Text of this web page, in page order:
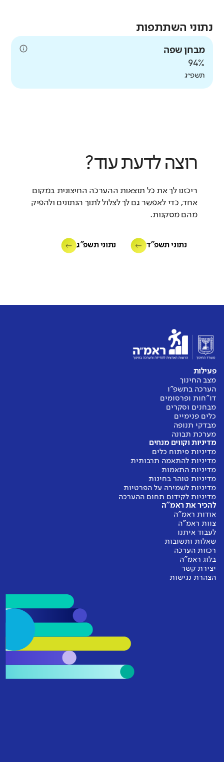
נתוני השתתפות
מבחן שפה
94%
תשפ״ג
רוצה לדעת עוד?
ריכזנו לך את כל תוצאות ההערכה החיצונית במקום
אחד, כדי לאפשר גם לך לצלול לתוך הנתונים ולהפיק
מהם מסקנות.
נתוני תשפ"ד נתוני תשפ"ג
פעילות
מצב החינוך
הערכה בתשפ"ו
דו"חות ופרסומים
מבחנים וסקרים
כלים פנימיים
מבדקי תנופה
מערכת תבונה
מדיניות וקווים מנחים
מדיניות פיתוח כלים
מדיניות להתאמה תרבותית
מדיניות התאמות
מדיניות טוהר בחינות
מדיניות לשמירה על הפרטיות
מדיניות לקידום תחום ההערכה
להכיר את ראמ"ה
אודות ראמ"ה
צוות ראמ"ה
לעבוד איתנו
שאלות ותשובות
רכזות הערכה
בלוג ראמ"ה
יצירת קשר
הצהרת נגישות